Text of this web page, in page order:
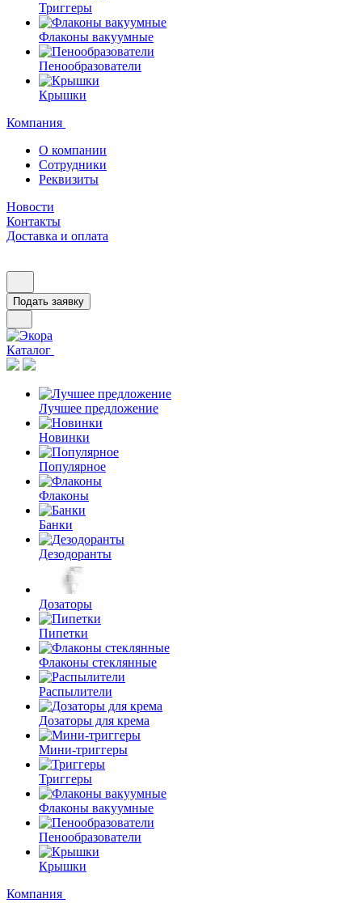
Триггеры
Флаконы вакуумные
Пенообразователи
Крышки
Компания
О компании
Сотрудники
Реквизиты
Новости
Контакты
Доставка и оплата
Подать заявку
Каталог
Лучшее предложение
Новинки
Популярное
Флаконы
Банки
Дезодоранты
Дозаторы
Пипетки
Флаконы стеклянные
Распылители
Дозаторы для крема
Мини-триггеры
Триггеры
Флаконы вакуумные
Пенообразователи
Крышки
Компания